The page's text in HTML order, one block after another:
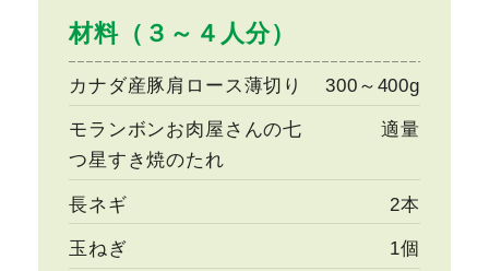
材料（３～４人分）
カナダ産豚肩ロース薄切り 300～400g
モランボンお肉屋さんの七
つ星すき焼のたれ
適量
長ネギ 2本
玉ねぎ 1個